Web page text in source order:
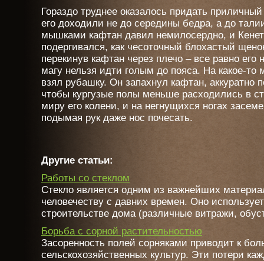
Гораздо труднее оказалось придать
его доходили не до середины бедра, а до
мышками кафтан давил немилосердно, и
подергивался, как чесоточный блохастый
перекинув кафтан через плечо – все равно его
магу нельзя идти голым до пояса. На какое-то
взял рубашку. Он запахнул кафтан, аккуратно
чтобы кургузые полы меньше расходились в
миру его колени, и на негнущихся ногах
подымая рук даже нос почесать.
Другие статьи:
Работы со стеклом
Стекло является одним из важнейших
человечеству с давних времен. Оно
строительстве дома (различные витражи,
Борьба с сорной растительностью
Засоренность полей сорняками приводит к
сельскохозяйственных культур. Эти потери